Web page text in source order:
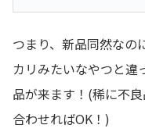
つまり、新品同然なの
カリみたいなやつと違
品が来ます！(稀に不
合わせればOK！)